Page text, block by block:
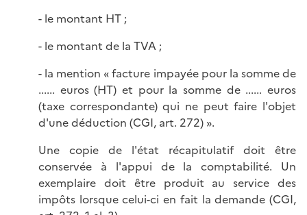
- le montant HT ;
- le montant de la TVA ;
- la mention « facture impayée pour la somme de
...... euros (HT) et pour la somme de ...... euros
(taxe correspondante) qui ne peut faire l'objet
d'une déduction (CGI, art. 272) ».
Une copie de l'état récapitulatif doit être
conservée à l'appui de la comptabilité. Un
exemplaire doit être produit au service des
impôts lorsque celui-ci en fait la demande (CGI,